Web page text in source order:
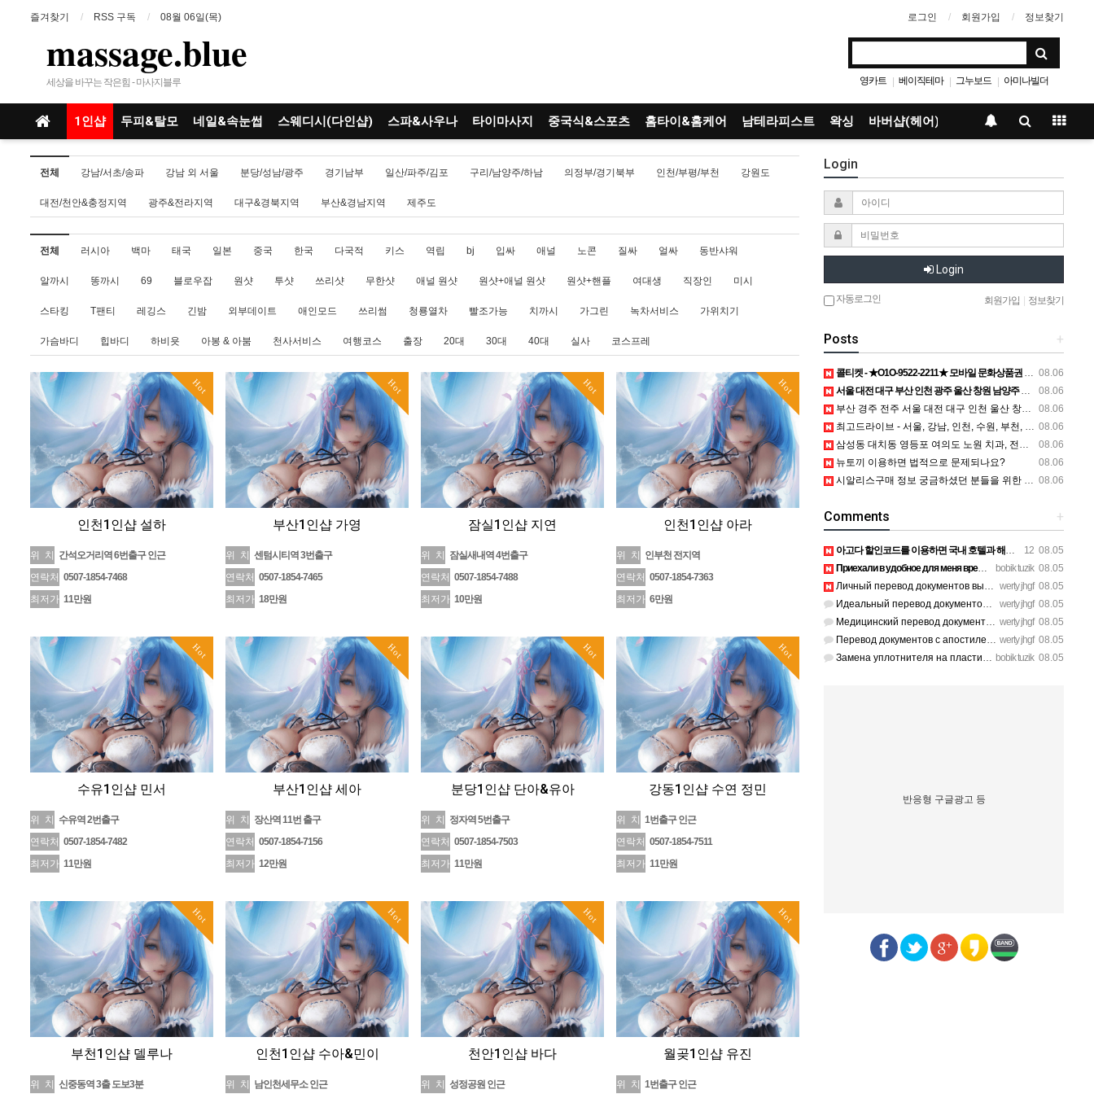
즐겨찾기 RSS 구독 08월 06일(목) 로그인 회원가입 정보찾기
massage.blue
세상을 바꾸는 작은힘 - 마사지블루 영카트 | 베이직테마 | 그누보드 | 아미나빌더
1인샵 두피&탈모 네일&속눈썹 스웨디시(다인샵) 스파&사우나 타이마사지 중국식&스포츠 홈타이&홈케어 남테라피스트 왁싱 바버샵(헤어)
전체 강남/서초/송파 강남 외 서울 분당/성남/광주 경기남부 일산/파주/김포 구리/남양주/하남 의정부/경기북부 인천/부평/부천 강원도
대전/천안&충정지역 광주&전라지역 대구&경북지역 부산&경남지역 제주도
전체 러시아 백마 태국 일본 중국 한국 다국적 키스 역립 bj 입싸 애널 노콘 질싸 얼싸 동반샤워
알까시 똥까시 69 블로우잡 원샷 투샷 쓰리샷 무한샷 애널 원샷 원샷+애널 원샷 원샷+핸플 여대생 직장인 미시
스타킹 T팬티 레깅스 긴밤 외부데이트 애인모드 쓰리썸 청룡열차 빨조가능 치까시 가그린 녹차서비스 가위치기
가슴바디 힙바디 하비욧 아봉 & 아붐 천사서비스 여행코스 출장 20대 30대 40대 실사 코스프레
Hot
인천1인샵 설하
위 치
간석오거리역 6번출구 인근
연락처 0507-1854-7468
최저가 11만원
Hot
부산1인샵 가영
위 치
센텀시티역 3번출구
연락처 0507-1854-7465
최저가 18만원
Hot
잠실1인샵 지연
위 치
잠실새내역 4번출구
연락처 0507-1854-7488
최저가 10만원
Hot
인천1인샵 아라
위 치
인부천 전지역
연락처 0507-1854-7363
최저가 6만원
Hot
수유1인샵 민서
위 치
수유역 2번출구
연락처 0507-1854-7482
최저가 11만원
Hot
부산1인샵 세아
위 치
장산역 11번 출구
연락처 0507-1854-7156
최저가 12만원
Hot
분당1인샵 단아&유아
위 치
정자역 5번출구
연락처 0507-1854-7503
최저가 11만원
Hot
강동1인샵 수연 정민
위 치
1번출구 인근
연락처 0507-1854-7511
최저가 11만원
Hot
​부천1인샵 델루나
위 치 신중동역 3출 도보3분
Hot
인천1인샵 수아&민이
위 치 남인천세무소 인근
Hot
천안1인샵 바다
위 치 성정공원 인근
Hot
월곶1인샵 유진
위 치 1번출구 인근
Login
Login
자동로그인 회원가입 정보찾기
+
Posts
08.06
콜티켓 - ★O1O-9522-2211★ 모바일 문화상품권 현금화 컬쳐랜드 해피머니 백화점 상품권 매입 수수료 상담
08.06
서울 대전 대구 부산 인천 광주 울산 창원 남양주 이혼전문변호사 정보
08.06
부산 경주 전주 서울 대전 대구 인천 울산 창원 양산 포항 천안 평택 용인 고양 성남 수원 일수, 미용학원, 가족사진, 점집, 한복대여, 독학재수학원, 재회부적 정보
08.06
최고드라이브 - 서울, 강남, 인천, 수원, 부천, 안산, 하남, 화성, 동탄 등 수도권 운전연수 전지역 방문 가능
08.06
삼성동 대치동 영등포 여의도 노원 치과, 전주임플란트 대구정형외과 광주피부과 정보
08.06
뉴토끼 이용하면 법적으로 문제되나요?
08.06
시알리스구매 정보 궁금하셨던 분들을 위한 사이트 보러가기! - 성인약국
+
Comments
12 08.05
아고다 할인코드를 이용하면 국내 호텔과 해외 숙소를 예약할 때 숙박비를 더욱 알뜰하게 줄일 수 있습니다. 현…
bobik tuzik 08.05
Приехали в удобное для меня время после работы, спасибо за г…
werty jhgf 08.05
Личный перевод документов выполнили без помарок и опечаток. …
werty jhgf 08.05
Идеальный перевод документов для участия в международном тен…
werty jhgf 08.05
Медицинский перевод документов по онкологии сделали без ошиб…
werty jhgf 08.05
Перевод документов с апостилем отдали ровно в срок, без пуст…
bobik tuzik 08.05
Замена уплотнителя на пластиковых окнах на балконе решила пр…
반응형 구글광고 등